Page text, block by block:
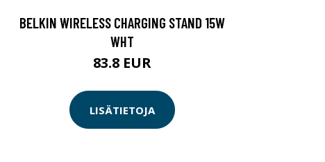
BELKIN WIRELESS CHARGING STAND 15W
WHT
83.8 EUR
LISÄTIETOJA